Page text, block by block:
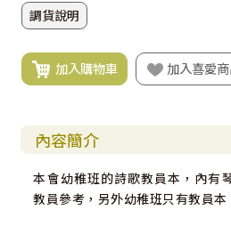
調貨說明
加入購物車 加入喜愛
內容簡介
本會幼稚班的詩歌教員本，內有
教員參考，另外幼稚班只有教員本